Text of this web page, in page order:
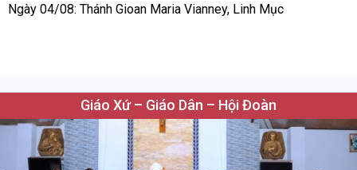
Ngày 04/08: Thánh Gioan Maria Vianney, Linh Mục
Giáo Xứ – Giáo Dân – Hội Đoàn